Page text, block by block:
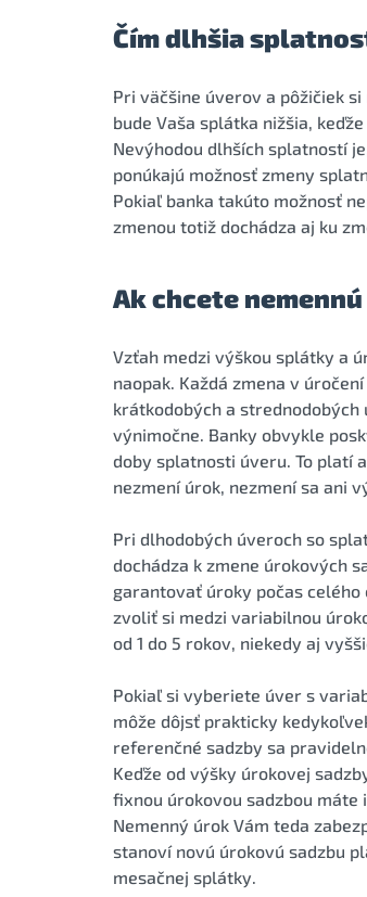
Čím dlhšia
Pri väčšine úverov a pôžičiek
bude Vaša splátka nižšia,
Nevýhodou dlhších splatností
ponúkajú možnosť zmeny
Pokiaľ banka takúto možnosť
zmenou totiž dochádza aj ku
Ak chcete
Vzťah medzi výškou splátky a
naopak. Každá zmena v
krátkodobých a strednodobých
výnimočne. Banky obvykle
doby splatnosti úveru. To platí
nezmení úrok, nezmení sa ani
Pri dlhodobých úveroch so
dochádza k zmene úrokových
garantovať úroky počas
zvoliť si medzi variabilnou
od 1 do 5 rokov, niekedy aj
Pokiaľ si vyberiete úver s
môže dôjsť prakticky
referenčné sadzby sa
Keďže od výšky úrokovej
fixnou úrokovou sadzbou máte
Nemenný úrok Vám teda
stanoví novú úrokovú sadzbu
mesačnej splátky.